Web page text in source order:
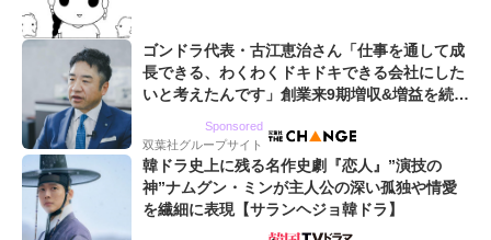
ゴンドラ代表・古江恵治さん「仕事を通して成
長できる、わくわくドキドキできる会社にした
いと考えたんです」創業来9期増収&増益を続け
Sponsored
双葉社グループサイト
韓ドラ史上に残る名作史劇『恋人』”演技の
神”ナムグン・ミンが主人公の深い孤独や情愛
を繊細に表現【サランヘジョ韓ドラ】